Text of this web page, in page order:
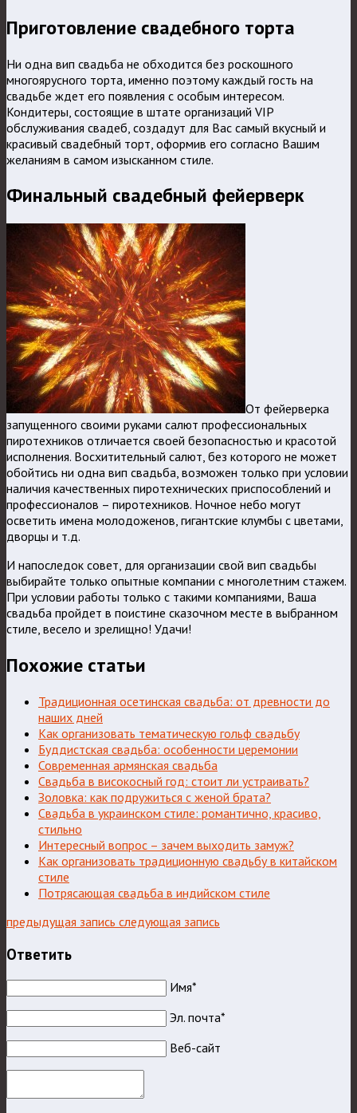
Приготовление свадебного торта
Ни одна вип свадьба не обходится без роскошного
многоярусного торта, именно поэтому каждый гость на
свадьбе ждет его появления с особым интересом.
Кондитеры, состоящие в штате организаций VIP
обслуживания свадеб, создадут для Вас самый вкусный и
красивый свадебный торт, оформив его согласно Вашим
желаниям в самом изысканном стиле.
Финальный свадебный фейерверк
От фейерверка
запущенного своими руками салют профессиональных
пиротехников отличается своей безопасностью и красотой
исполнения. Восхитительный салют, без которого не может
обойтись ни одна вип свадьба, возможен только при условии
наличия качественных пиротехнических приспособлений и
профессионалов – пиротехников. Ночное небо могут
осветить имена молодоженов, гигантские клумбы с цветами,
дворцы и т.д.
И напоследок совет, для организации свой вип свадьбы
выбирайте только опытные компании с многолетним стажем.
При условии работы только с такими компаниями, Ваша
свадьба пройдет в поистине сказочном месте в выбранном
стиле, весело и зрелищно! Удачи!
Похожие статьи
Традиционная осетинская свадьба: от древности до
наших дней
Как организовать тематическую гольф свадьбу
Буддистская свадьба: особенности церемонии
Современная армянская свадьба
Свадьба в високосный год: стоит ли устраивать?
Золовка: как подружиться с женой брата?
Свадьба в украинском стиле: романтично, красиво,
стильно
Интересный вопрос – зачем выходить замуж?
Как организовать традиционную свадьбу в китайском
стиле
Потрясающая свадьба в индийском стиле
предыдущая запись следующая запись
Ответить
Имя*
Эл. почта*
Веб-сайт